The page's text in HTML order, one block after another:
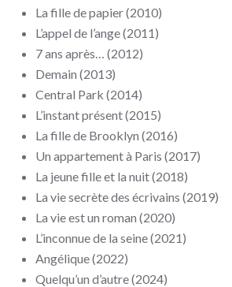
La fille de papier (2010)
L’appel de l’ange (2011)
7 ans après… (2012)
Demain (2013)
Central Park (2014)
L’instant présent (2015)
La fille de Brooklyn (2016)
Un appartement à Paris (2017)
La jeune fille et la nuit (2018)
La vie secrète des écrivains (2019)
La vie est un roman (2020)
L’inconnue de la seine (2021)
Angélique (2022)
Quelqu’un d’autre (2024)